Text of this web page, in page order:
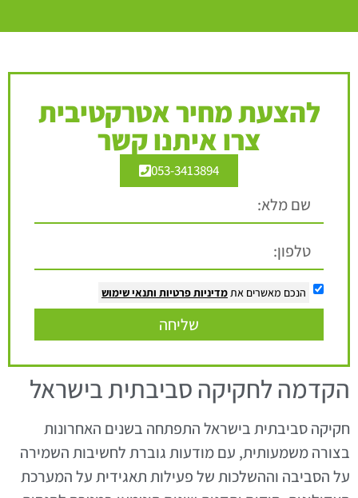
להצעת מחיר אטרקטיבית
צרו איתנו קשר
053-3413894
הנכם מאשרים את מדיניות פרטיות ותנאי שימוש
שליחה
הקדמה לחקיקה סביבתית בישראל
חקיקה סביבתית בישראל התפתחה בשנים האחרונות
בצורה משמעותית, עם מודעות גוברת לחשיבות השמירה
על הסביבה וההשלכות של פעילות תאגידית על המערכת